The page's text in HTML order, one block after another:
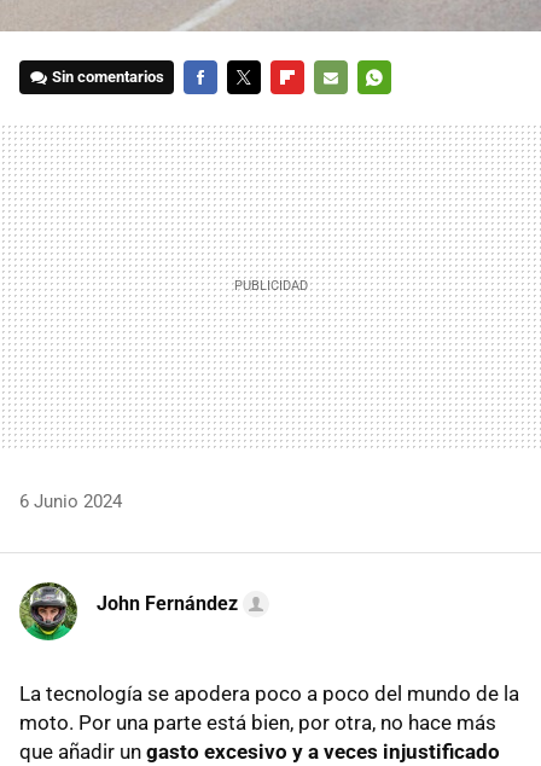
Sin comentarios
MAIL
6 Junio 2024
John Fernández
La tecnología se apodera poco a poco del mundo de la
moto. Por una parte está bien, por otra, no hace más
que añadir un gasto excesivo y a veces injustificado